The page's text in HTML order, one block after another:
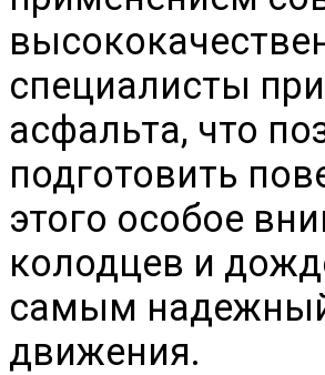
специалисты
асфальта, что
подготовить
этого особое
колодцев и
самым
движения.